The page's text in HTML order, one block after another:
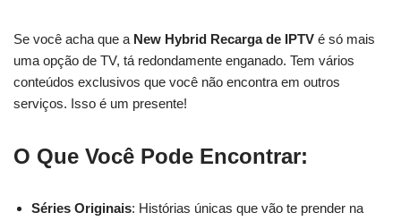
Se você acha que a New Hybrid Recarga de IPTV é só mais
uma opção de TV, tá redondamente enganado. Tem vários
conteúdos exclusivos que você não encontra em outros
serviços. Isso é um presente!
O Que Você Pode Encontrar:
Séries Originais: Histórias únicas que vão te prender na